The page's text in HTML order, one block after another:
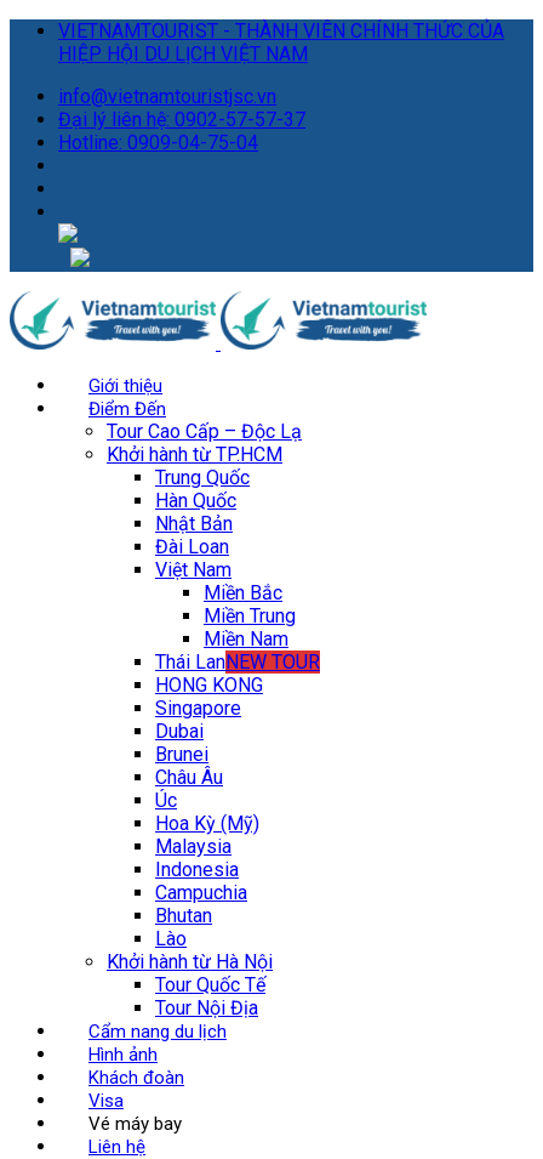
VIETNAMTOURIST - THÀNH VIÊN CHÍNH THỨC CỦA
HIỆP HỘI DU LỊCH VIỆT NAM
info@vietnamtouristjsc.vn
Đại lý liên hệ: 0902-57-57-37
Hotline: 0909-04-75-04
Giới thiệu
Điểm Đến
Tour Cao Cấp – Độc Lạ
Khởi hành từ TP.HCM
Trung Quốc
Hàn Quốc
Nhật Bản
Đài Loan
Việt Nam
Miền Bắc
Miền Trung
Miền Nam
Thái LanNEW TOUR
HONG KONG
Singapore
Dubai
Brunei
Châu Âu
Úc
Hoa Kỳ (Mỹ)
Malaysia
Indonesia
Campuchia
Bhutan
Lào
Khởi hành từ Hà Nội
Tour Quốc Tế
Tour Nội Địa
Cẩm nang du lịch
Hình ảnh
Khách đoàn
Visa
Vé máy bay
Liên hệ